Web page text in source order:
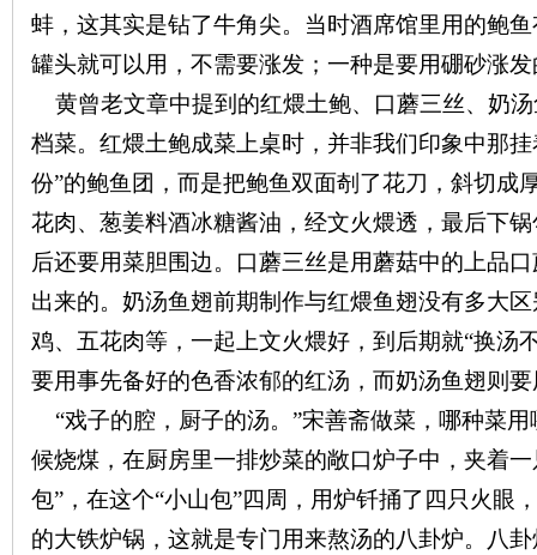
蚌，这其实是钻了牛角尖。当时酒席馆里用的鲍
罐头就可以用，不需要涨发；一种是要用硼砂涨
黄曾老文章中提到的红煨土鲍、口蘑三丝、奶
档菜。红煨土鲍成菜上桌时，并非我们印象中那
份”的鲍鱼团，而是把鲍鱼双面剞了花刀，斜切成
花肉、葱姜料酒冰糖酱油，经文火煨透，最后下
后还要用菜胆围边。口蘑三丝是用蘑菇中的上品
出来的。奶汤鱼翅前期制作与红煨鱼翅没有多大
鸡、五花肉等，一起上文火煨好，到后期就“换汤
要用事先备好的色香浓郁的红汤，而奶汤鱼翅则
“戏子的腔，厨子的汤。”宋善斋做菜，哪种菜
候烧煤，在厨房里一排炒菜的敞口炉子中，夹着
包”，在这个“小山包”四周，用炉钎捅了四只火眼
的大铁炉锅，这就是专门用来熬汤的八卦炉。八